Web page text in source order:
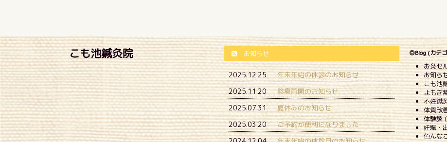
お知らせ
2025.12.25
年末年始の休診のお知らせ
2025.11.20
診療再開のお知らせ
2025.07.31
夏休みのお知らせ
2025.03.20
ご予約が便利になりました
◎Blog (カテ
お灸セ
お知ら
こも池
よもぎ
不妊鍼
体質改
体験談
妊娠・
色んな
こも池鍼灸院